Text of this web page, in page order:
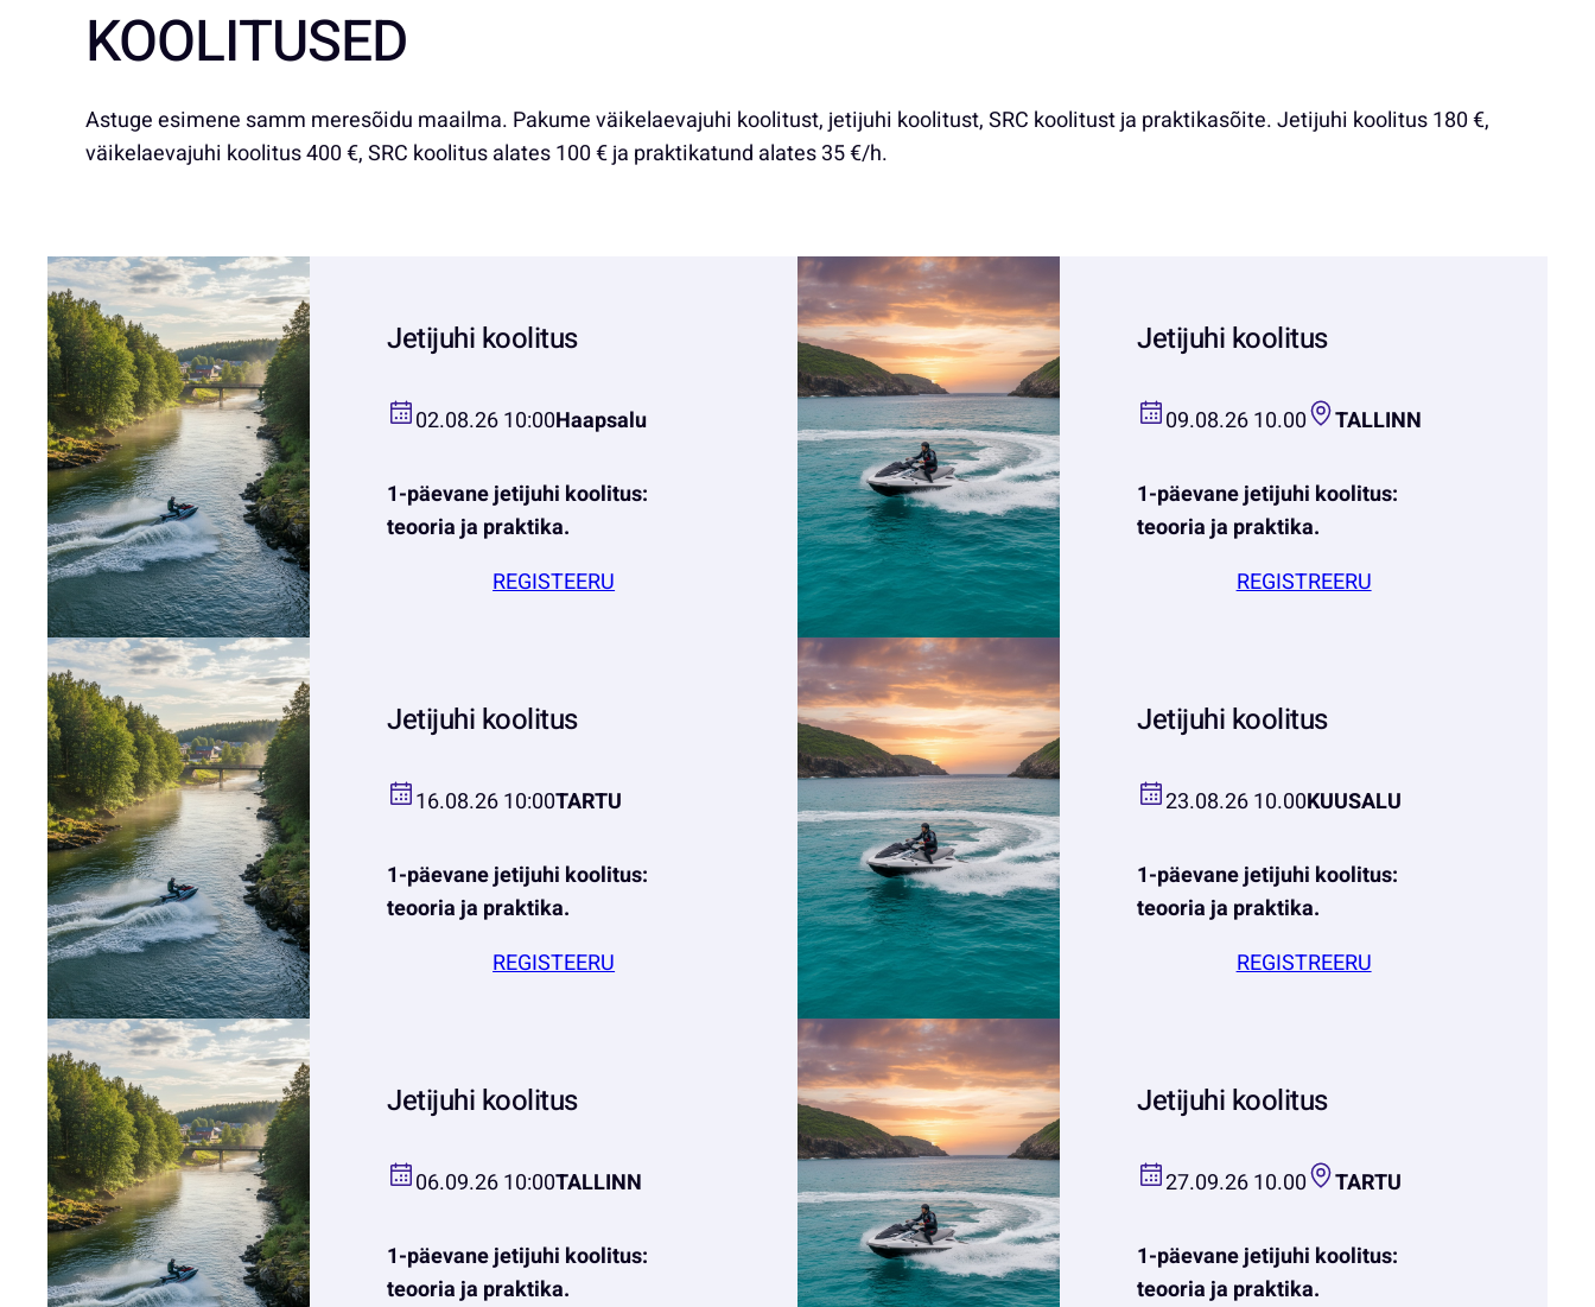
KOOLITUSED
Astuge esimene samm meresõidu maailma. Pakume väikelaevajuhi koolitust, jetijuhi koolitust, SRC koolitust ja praktikasõite. Jetijuhi koolitus 180 €,
väikelaevajuhi koolitus 400 €, SRC koolitus alates 100 € ja praktikatund alates 35 €/h.
Jetijuhi koolitus
02.08.26 10:00Haapsalu
1-päevane jetijuhi koolitus:
teooria ja praktika.
REGISTEERU
Jetijuhi koolitus
16.08.26 10:00TARTU
1-päevane jetijuhi koolitus:
teooria ja praktika.
REGISTEERU
Jetijuhi koolitus
06.09.26 10:00TALLINN
1-päevane jetijuhi koolitus:
teooria ja praktika.
Jetijuhi koolitus
09.08.26 10.00 TALLINN
1-päevane jetijuhi koolitus:
teooria ja praktika.
REGISTREERU
Jetijuhi koolitus
23.08.26 10.00KUUSALU
1-päevane jetijuhi koolitus:
teooria ja praktika.
REGISTREERU
Jetijuhi koolitus
27.09.26 10.00 TARTU
1-päevane jetijuhi koolitus:
teooria ja praktika.